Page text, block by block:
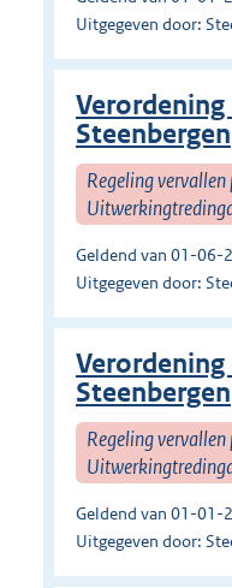
Uitgegeven door:
Steenbergen
Regeling
Geldend van 01-
Uitgegeven door:
Steenbergen
Regeling
Geldend van 01-
Uitgegeven door: